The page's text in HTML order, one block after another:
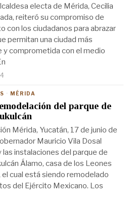
electa de Mérida, Cecilia
reiteró su compromiso de
con los ciudadanos para abrazar
permitan una ciudad más
y comprometida con el medio
· MÉRIDA
del parque de
Mérida, Yucatán, 17 de junio de
Mauricio Vila Dosal
las instalaciones del parque de
Álamo, casa de los Leones
el cual está siendo remodelado
del Ejército Mexicano. Los